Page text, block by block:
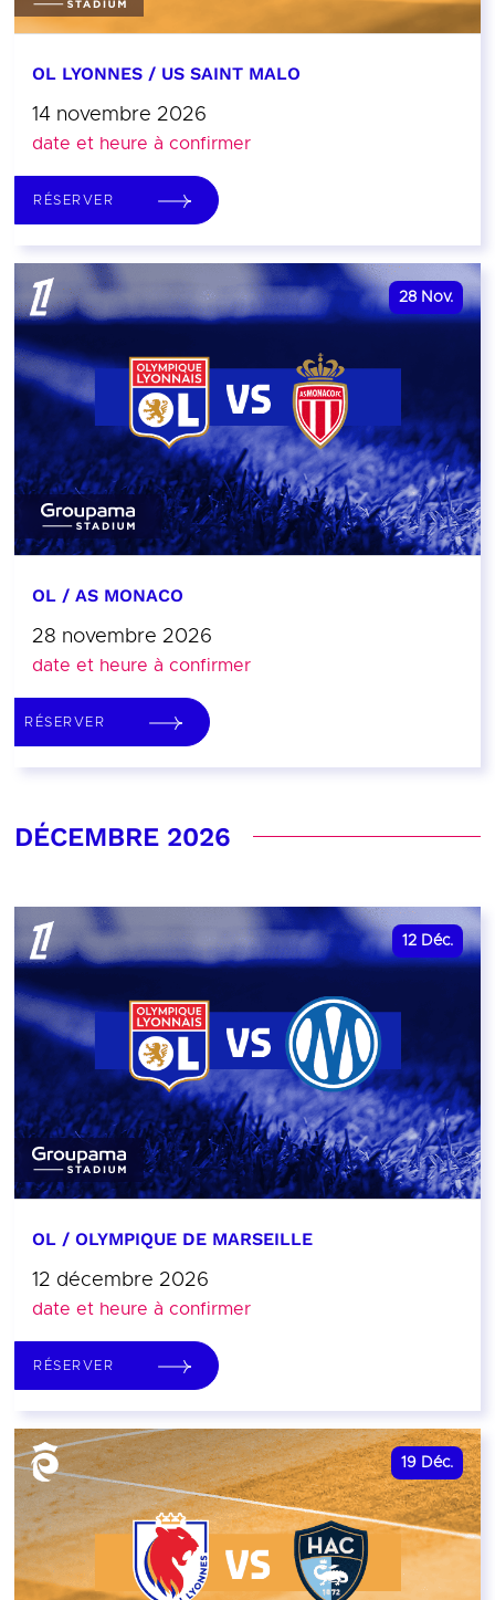
OL LYONNES / US SAINT MALO
14 novembre 2026
date et heure à confirmer
RÉSERVER
28 Nov.
OL / AS MONACO
28 novembre 2026
date et heure à confirmer
RÉSERVER
DÉCEMBRE 2026
12 Déc.
OL / OLYMPIQUE DE MARSEILLE
12 décembre 2026
date et heure à confirmer
RÉSERVER
19 Déc.